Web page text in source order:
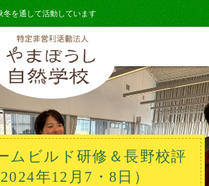
冬を通して活動しています
ムビルド研修＆長野校評
年12月7・8日）